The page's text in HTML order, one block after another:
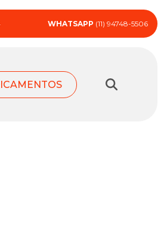
WHATSAPP (11) 94748-5506